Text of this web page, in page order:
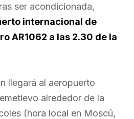
ser acondicionada,
internacional de
AR1062 a las 2.30 de la
llegará al aeropuerto
alrededor de la
(hora local en Moscú,